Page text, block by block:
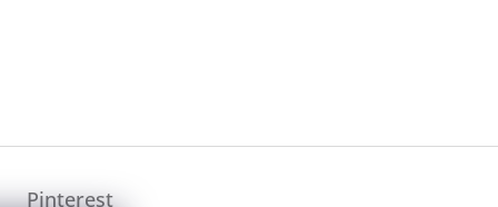
Pinterest